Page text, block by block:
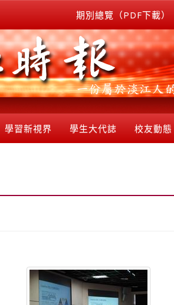
期別總覽（PDF下載）
學習新視界 學生大代誌 校友動態